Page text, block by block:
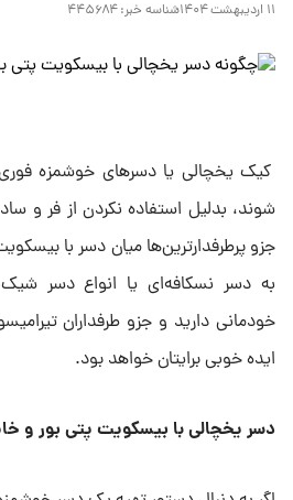
۱۱ اردیبهشت ۱۴۰۴ شناسه خبر:۴۴۵۶۸۴
کیک یخچالی یا دسرهای خوشمزه
شوند، بدلیل استفاده نکردن از فر و
جزو پرطرفدارترین‌ها میان دسر با
به دسر نسکافه‌ای یا انواع دسر
خودمانی دارید و جزو طرفداران
ایده خوبی برایتان خواهد بود.
دسر یخچالی با بیسکویت پتی بور و